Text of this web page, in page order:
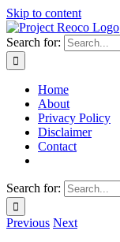
Skip to content
Search for:
Home
About
Privacy Policy
Disclaimer
Contact
Search for:
Previous Next